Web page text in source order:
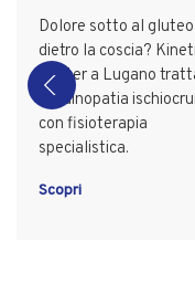
Dolore sotto al gluteo
dietro la coscia?
Center a Lugano
tendinopatia
con fisioterapia
specialistica.
Scopri